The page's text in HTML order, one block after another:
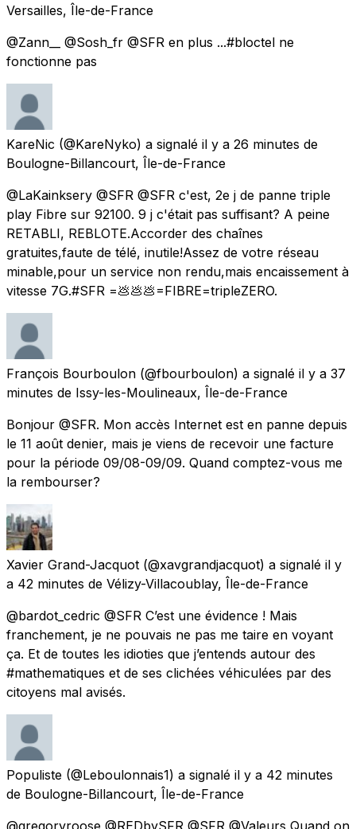
Versailles, Île-de-France
@Zann__ @Sosh_fr @SFR en plus ...#bloctel ne
fonctionne pas
KareNic (@KareNyko) a signalé il y a 26 minutes de
Boulogne-Billancourt, Île-de-France
@LaKainksery @SFR @SFR c'est, 2e j de panne triple
play Fibre sur 92100. 9 j c'était pas suffisant? A peine
RETABLI, REBLOTE.Accorder des chaînes
gratuites,faute de télé, inutile!Assez de votre réseau
minable,pour un service non rendu,mais encaissement à
vitesse 7G.#SFR =💩💩💩=FIBRE=tripleZERO.
François Bourboulon (@fbourboulon) a signalé il y a 37
minutes de Issy-les-Moulineaux, Île-de-France
Bonjour @SFR. Mon accès Internet est en panne depuis
le 11 août denier, mais je viens de recevoir une facture
pour la période 09/08-09/09. Quand comptez-vous me
la rembourser?
Xavier Grand-Jacquot (@xavgrandjacquot) a signalé il y
a 42 minutes de Vélizy-Villacoublay, Île-de-France
@bardot_cedric @SFR C’est une évidence ! Mais
franchement, je ne pouvais ne pas me taire en voyant
ça. Et de toutes les idioties que j’entends autour des
#mathematiques et de ses clichées véhiculées par des
citoyens mal avisés.
Populiste (@Leboulonnais1) a signalé il y a 42 minutes
de Boulogne-Billancourt, Île-de-France
@gregoryroose @REDbySFR @SFR @Valeurs Quand on